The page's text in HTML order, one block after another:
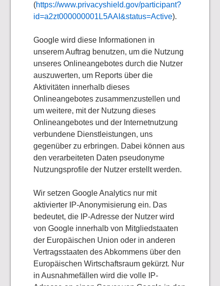
(https://www.privacyshield.gov/participant?
id=a2zt000000001L5AAI&status=Active).
Google wird diese Informationen in
unserem Auftrag benutzen, um die Nutzung
unseres Onlineangebotes durch die Nutzer
auszuwerten, um Reports über die
Aktivitäten innerhalb dieses
Onlineangebotes zusammenzustellen und
um weitere, mit der Nutzung dieses
Onlineangebotes und der Internetnutzung
verbundene Dienstleistungen, uns
gegenüber zu erbringen. Dabei können aus
den verarbeiteten Daten pseudonyme
Nutzungsprofile der Nutzer erstellt werden.
Wir setzen Google Analytics nur mit
aktivierter IP-Anonymisierung ein. Das
bedeutet, die IP-Adresse der Nutzer wird
von Google innerhalb von Mitgliedstaaten
der Europäischen Union oder in anderen
Vertragsstaaten des Abkommens über den
Europäischen Wirtschaftsraum gekürzt. Nur
in Ausnahmefällen wird die volle IP-